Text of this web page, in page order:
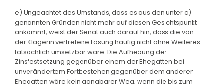
e) Ungeachtet des Umstands, dass es aus den unter c)
genannten Gründen nicht mehr auf diesen Gesichtspunkt
ankommt, weist der Senat auch darauf hin, dass die von
der Klägerin vertretene Lösung häufig nicht ohne Weiteres
tatsächlich umsetzbar wäre. Die Aufhebung der
Zinsfestsetzung gegenüber einem der Ehegatten bei
unverändertem Fortbestehen gegenüber dem anderen
Ehegatten wäre kein gangbarer Weg, wenn die bis zum